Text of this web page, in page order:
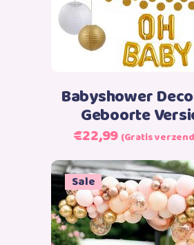
Babyshower
Geboorte
Oorspronkelijke
was:
€25,99.
€22,99Huidige
is:
€22,99.
(Gratis
Sale